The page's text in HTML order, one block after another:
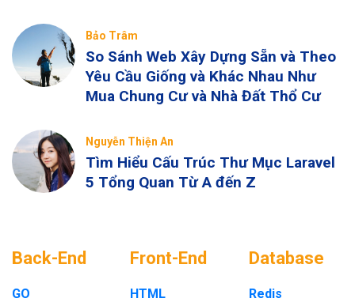
Bảo Trâm
So Sánh Web Xây Dựng Sẵn và Theo
Yêu Cầu Giống và Khác Nhau Như
Mua Chung Cư và Nhà Đất Thổ Cư
Nguyễn Thiện An
Tìm Hiểu Cấu Trúc Thư Mục Laravel
5 Tổng Quan Từ A đến Z
Back-End
GO
Front-End
HTML
Database
Redis